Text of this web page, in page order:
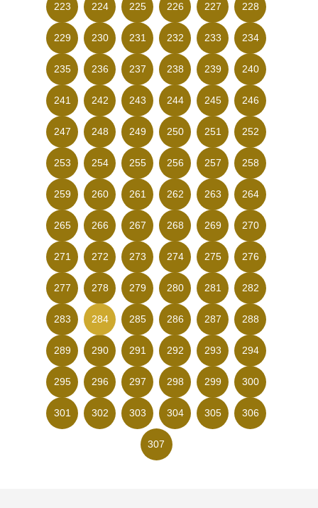
223 224 225 226 227 228
229 230 231 232 233 234
235 236 237 238 239 240
241 242 243 244 245 246
247 248 249 250 251 252
253 254 255 256 257 258
259 260 261 262 263 264
265 266 267 268 269 270
271 272 273 274 275 276
277 278 279 280 281 282
283 284 285 286 287 288
289 290 291 292 293 294
295 296 297 298 299 300
301 302 303 304 305 306
307